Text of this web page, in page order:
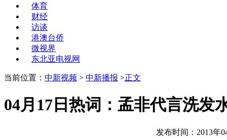
体育
财经
访谈
港澳台侨
微视界
东北亚电视网
当前位置： 中新视频 > 中新播报 >正文
04月17日热词：孟非代言洗发
发布时间：2013年